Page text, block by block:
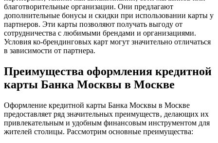
благотворительные организации. Они предлагают
дополнительные бонусы и скидки при использовании карты у
партнеров. Эти карты позволяют получать выгоду от
сотрудничества с любимыми брендами и организациями.
Условия ко-брендинговых карт могут значительно отличаться
в зависимости от партнера.
Преимущества оформления кредитной
карты Банка Москвы в Москве
Оформление кредитной карты Банка Москвы в Москве
предоставляет ряд значительных преимуществ‚ делающих их
привлекательным и удобным финансовым инструментом для
жителей столицы. Рассмотрим основные преимущества: